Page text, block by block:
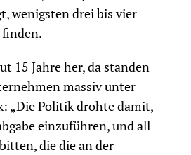
wenigsten drei bis vier
finden.
15 Jahre her, da standen
massiv unter
„Die Politik drohte damit,
einzuführen, und all
die die an der